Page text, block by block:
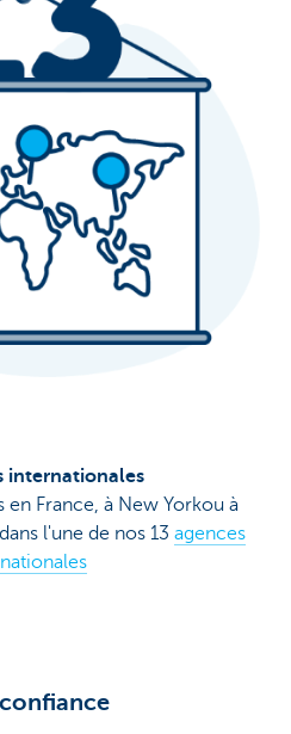
internationales
en France, à New Yorkou à
l'une de nos 13 agences